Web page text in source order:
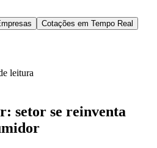
Cotações em Tempo Real
leitura
setor se reinventa